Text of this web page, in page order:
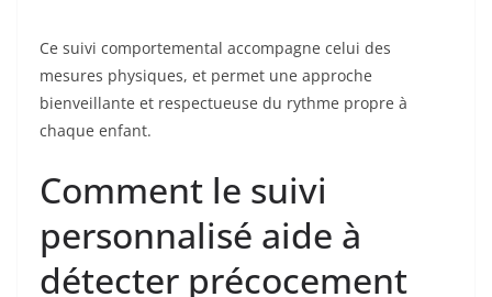
Ce suivi comportemental accompagne celui des
mesures physiques, et permet une approche
bienveillante et respectueuse du rythme propre à
chaque enfant.
Comment le suivi
personnalisé aide à
détecter précocement